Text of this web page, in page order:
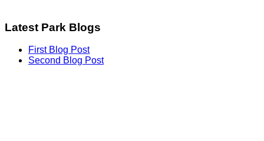
Latest Park Blogs
First Blog Post
Second Blog Post